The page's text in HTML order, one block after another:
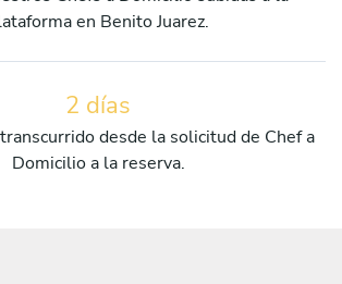
en Benito Juarez.
2 días
desde la solicitud de Chef a
Domicilio a la reserva.